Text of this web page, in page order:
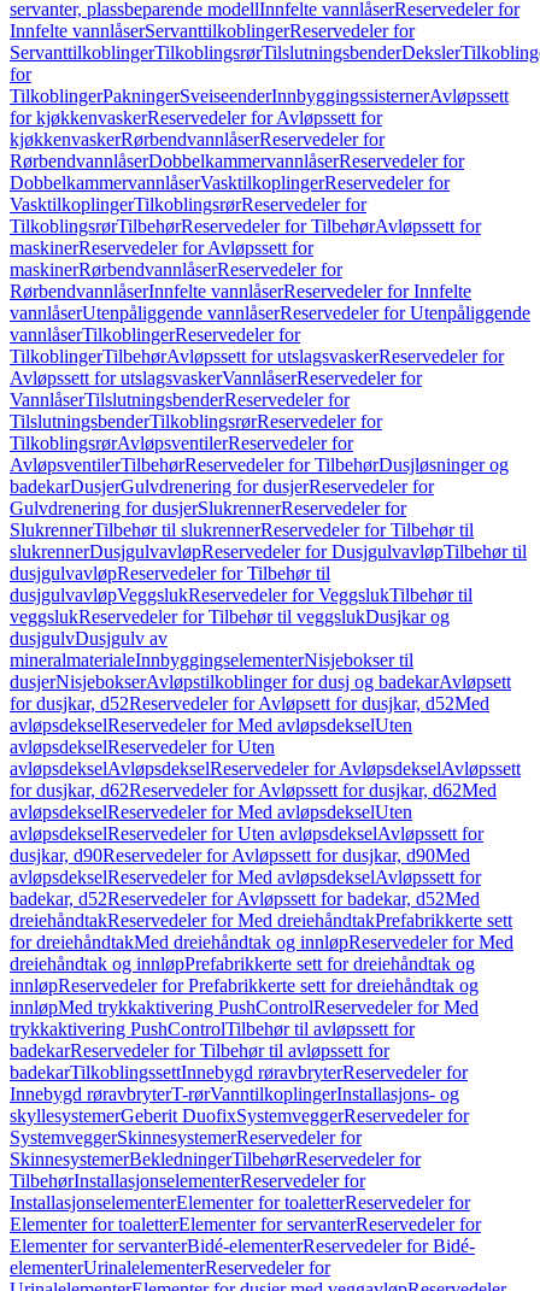
servanter, plassbeparende modellInnfelte vannlåserReservedeler for
Innfelte vannlåserServanttilkoblingerReservedeler for
ServanttilkoblingerTilkoblingsrørTilslutningsbenderDeksler
for
TilkoblingerPakningerSveiseenderInnbyggingssisternerAvløpssett
for kjøkkenvaskerReservedeler for Avløpssett for
kjøkkenvaskerRørbendvannlåserReservedeler for
RørbendvannlåserDobbelkammervannlåserReservedeler for
DobbelkammervannlåserVasktilkoplingerReservedeler for
VasktilkoplingerTilkoblingsrørReservedeler for
TilkoblingsrørTilbehørReservedeler for TilbehørAvløpssett for
maskinerReservedeler for Avløpssett for
maskinerRørbendvannlåserReservedeler for
RørbendvannlåserInnfelte vannlåserReservedeler for Innfelte
vannlåserUtenpåliggende vannlåserReservedeler for Utenpåliggende
vannlåserTilkoblingerReservedeler for
TilkoblingerTilbehørAvløpssett for utslagsvaskerReservedeler for
Avløpssett for utslagsvaskerVannlåserReservedeler for
VannlåserTilslutningsbenderReservedeler for
TilslutningsbenderTilkoblingsrørReservedeler for
TilkoblingsrørAvløpsventilerReservedeler for
AvløpsventilerTilbehørReservedeler for TilbehørDusjløsninger og
badekarDusjerGulvdrenering for dusjerReservedeler for
Gulvdrenering for dusjerSlukrennerReservedeler for
SlukrennerTilbehør til slukrennerReservedeler for Tilbehør til
slukrennerDusjgulvavløpReservedeler for DusjgulvavløpTilbehør til
dusjgulvavløpReservedeler for Tilbehør til
dusjgulvavløpVeggslukReservedeler for VeggslukTilbehør til
veggslukReservedeler for Tilbehør til veggslukDusjkar og
dusjgulvDusjgulv av
mineralmaterialeInnbyggingselementerNisjebokser til
dusjerNisjebokserAvløpstilkoblinger for dusj og badekarAvløpsett
for dusjkar, d52Reservedeler for Avløpsett for dusjkar, d52Med
avløpsdekselReservedeler for Med avløpsdekselUten
avløpsdekselReservedeler for Uten
avløpsdekselAvløpsdekselReservedeler for AvløpsdekselAvløpssett
for dusjkar, d62Reservedeler for Avløpssett for dusjkar, d62Med
avløpsdekselReservedeler for Med avløpsdekselUten
avløpsdekselReservedeler for Uten avløpsdekselAvløpssett for
dusjkar, d90Reservedeler for Avløpssett for dusjkar, d90Med
avløpsdekselReservedeler for Med avløpsdekselAvløpssett for
badekar, d52Reservedeler for Avløpssett for badekar, d52Med
dreiehåndtakReservedeler for Med dreiehåndtakPrefabrikkerte sett
for dreiehåndtakMed dreiehåndtak og innløpReservedeler for Med
dreiehåndtak og innløpPrefabrikkerte sett for dreiehåndtak og
innløpReservedeler for Prefabrikkerte sett for dreiehåndtak og
innløpMed trykkaktivering PushControlReservedeler for Med
trykkaktivering PushControlTilbehør til avløpssett for
badekarReservedeler for Tilbehør til avløpssett for
badekarTilkoblingssettInnebygd røravbryterReservedeler for
Innebygd røravbryterT-rørVanntilkoplingerInstallasjons- og
skyllesystemerGeberit DuofixSystemveggerReservedeler for
SystemveggerSkinnesystemerReservedeler for
SkinnesystemerBekledningerTilbehørReservedeler for
TilbehørInstallasjonselementerReservedeler for
InstallasjonselementerElementer for toaletterReservedeler for
Elementer for toaletterElementer for servanterReservedeler for
Elementer for servanterBidé-elementerReservedeler for Bidé-
elementerUrinalelementerReservedeler for